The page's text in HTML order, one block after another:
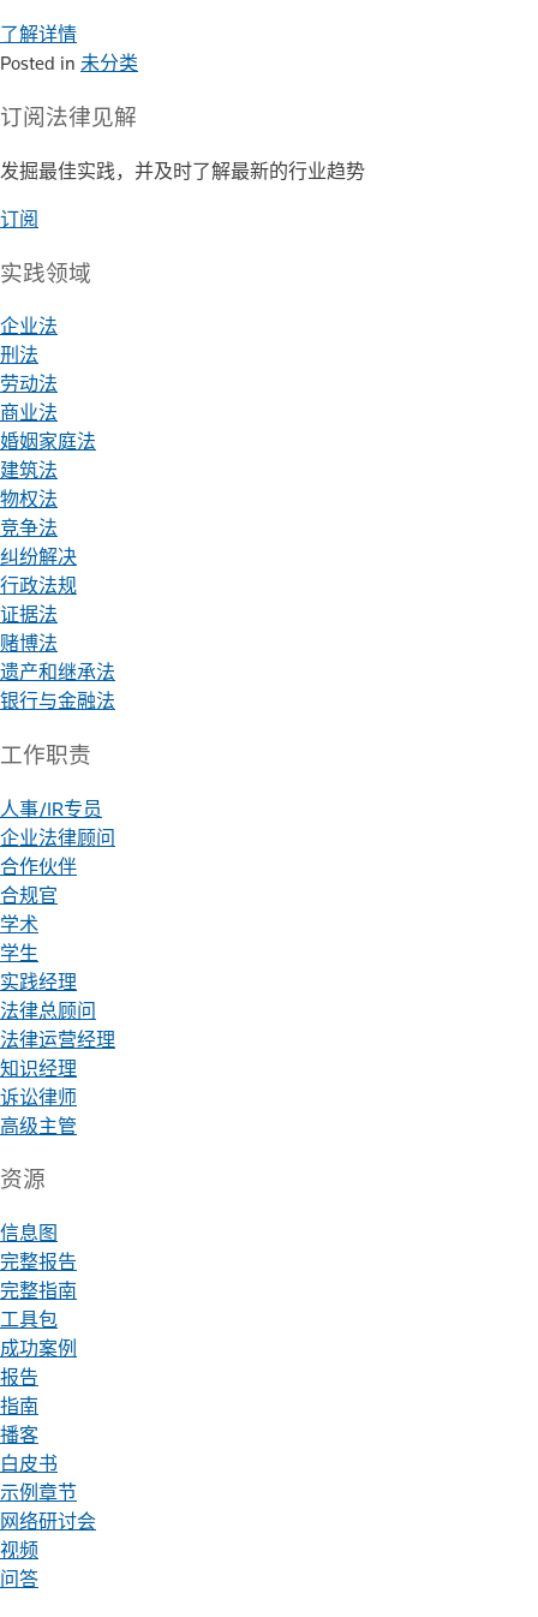
了解详情
Posted in 未分类
订阅法律见解
发掘最佳实践，并及时了解最新的行业趋势
订阅
实践领域
企业法
刑法
劳动法
商业法
婚姻家庭法
建筑法
物权法
竞争法
纠纷解决
行政法规
证据法
赌博法
遗产和继承法
银行与金融法
工作职责
人事/IR专员
企业法律顾问
合作伙伴
合规官
学术
学生
实践经理
法律总顾问
法律运营经理
知识经理
诉讼律师
高级主管
资源
信息图
完整报告
完整指南
工具包
成功案例
报告
指南
播客
白皮书
示例章节
网络研讨会
视频
问答